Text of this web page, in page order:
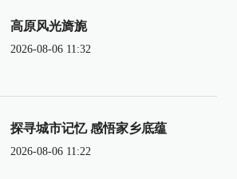
高原风光旖旎
2026-08-06 11:32
探寻城市记忆 感悟家乡底蕴
2026-08-06 11:22